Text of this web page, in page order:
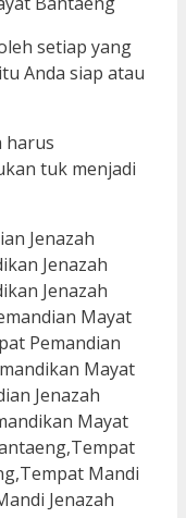
setiap yang
Anda siap atau
harus
tuk menjadi